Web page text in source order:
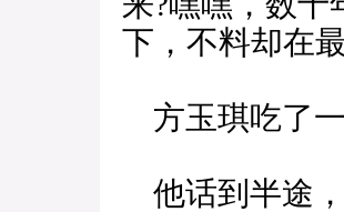
下，不料却在
方玉琪吃了
他话到半途